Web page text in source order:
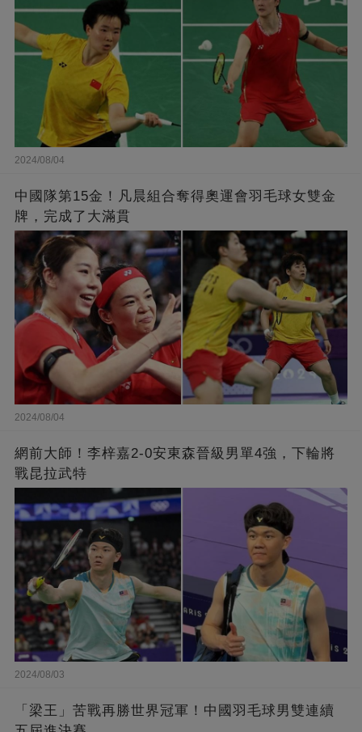
2024/08/04
中國隊第15金！凡晨組合奪得奧運會羽毛球女雙金
牌，完成了大滿貫
2024/08/04
網前大師！李梓嘉2-0安東森晉級男單4強，下輪將
戰昆拉武特
2024/08/03
「梁王」苦戰再勝世界冠軍！中國羽毛球男雙連續